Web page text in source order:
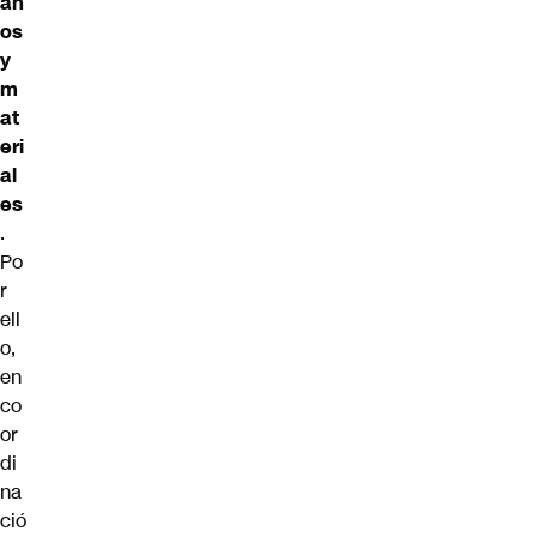
os
y
m
at
eri
al
es
.
Po
r
ell
o,
en
co
or
di
na
ció